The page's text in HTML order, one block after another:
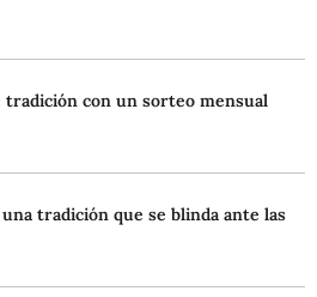
tradición con un sorteo mensual
tradición que se blinda ante las